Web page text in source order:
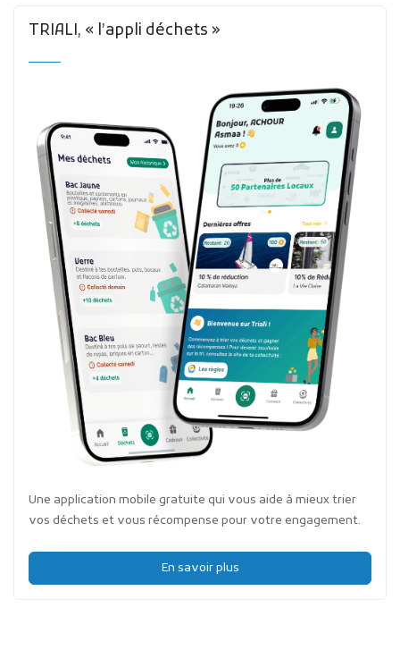
TRIALI, « l’appli déchets »
Une application mobile gratuite qui vous aide à mieux trier
vos déchets et vous récompense pour votre engagement.
En savoir plus